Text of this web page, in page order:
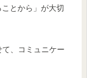
ことから」が大切
、コミュニケー